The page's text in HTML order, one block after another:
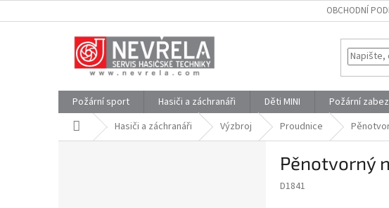
na
OBCHODNÍ
Požární sport Hasiči a záchranáři Děti MINI Požární
Domů Hasiči a záchranáři Výzbroj Proudnice
Pěnotvorný
D1841